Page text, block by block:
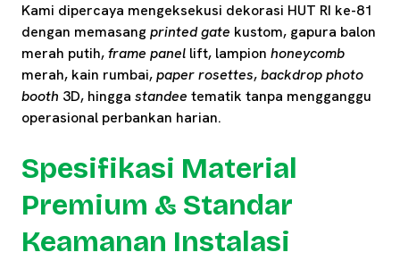
Kami dipercaya mengeksekusi dekorasi HUT RI ke-81
dengan memasangprinted gate kustom, gapura balon
merah putih,frame panel lift, lampion honeycomb
merah, kain rumbai,paper rosettes,backdrop photo
booth 3D, hingga standee tematik tanpa mengganggu
operasional perbankan harian.
Spesifikasi Material
Premium & Standar
Keamanan Instalasi